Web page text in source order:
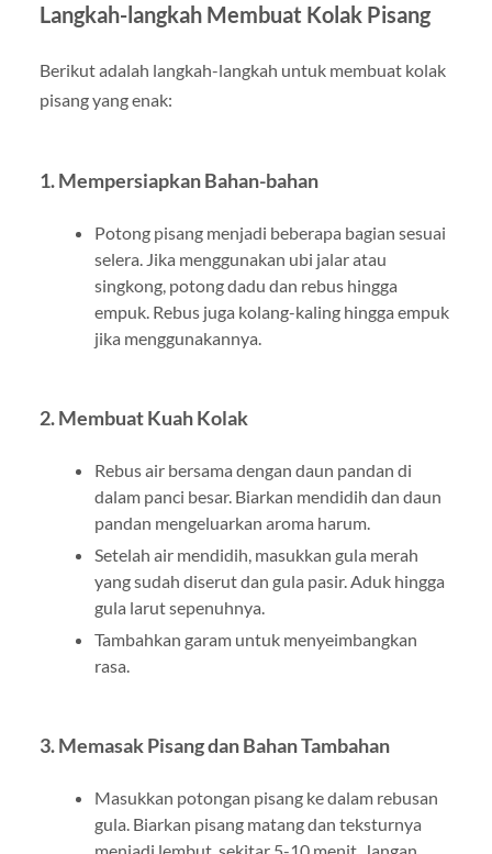
Langkah-langkah Membuat Kolak Pisang
Berikut adalah langkah-langkah untuk membuat kolak
pisang yang enak:
1. Mempersiapkan Bahan-bahan
Potong pisang menjadi beberapa bagian sesuai
selera. Jika menggunakan ubi jalar atau
singkong, potong dadu dan rebus hingga
empuk. Rebus juga kolang-kaling hingga empuk
jika menggunakannya.
2. Membuat Kuah Kolak
Rebus air bersama dengan daun pandan di
dalam panci besar. Biarkan mendidih dan daun
pandan mengeluarkan aroma harum.
Setelah air mendidih, masukkan gula merah
yang sudah diserut dan gula pasir. Aduk hingga
gula larut sepenuhnya.
Tambahkan garam untuk menyeimbangkan
rasa.
3. Memasak Pisang dan Bahan Tambahan
Masukkan potongan pisang ke dalam rebusan
gula. Biarkan pisang matang dan teksturnya